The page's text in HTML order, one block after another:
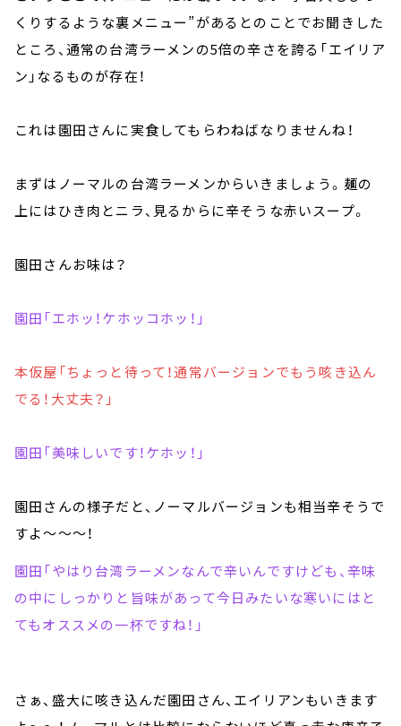
くりするような裏メニュー”があるとのことでお聞きした
ところ、通常の台湾ラーメンの5倍の辛さを誇る「エイリア
ン」なるものが存在！
これは園田さんに実食してもらわねばなりませんね！
まずはノーマルの台湾ラーメンからいきましょう。麺の
上にはひき肉とニラ、見るからに辛そうな赤いスープ。
園田さんお味は？
園田「エホッ！ケホッコホッ！」
本仮屋「ちょっと待って！通常バージョンでもう咳き込ん
でる！大丈夫？」
園田「美味しいです！ケホッ！」
園田さんの様子だと、ノーマルバージョンも相当辛そうで
すよ～～～！
園田「やはり台湾ラーメンなんで辛いんですけども、辛味
の中にしっかりと旨味があって今日みたいな寒いにはと
てもオススメの一杯ですね！」
さぁ、盛大に咳き込んだ園田さん、エイリアンもいきます